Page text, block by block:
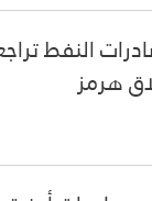
النفط